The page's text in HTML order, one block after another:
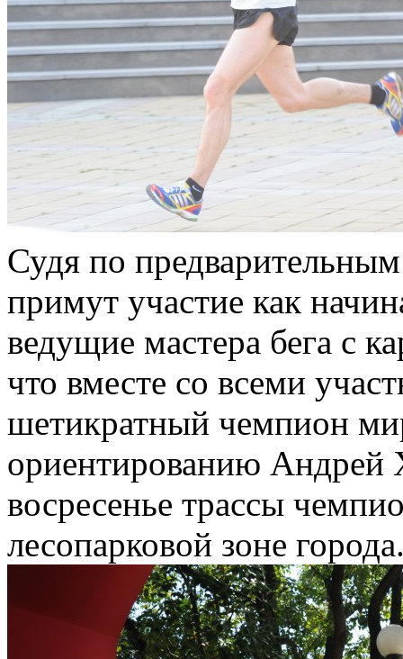
Судя по
примут участие как
ведущие мастера бега с
что вместе со всеми
шетикратный чемпион
ориентированию Андрей
восресенье трассы
лесопарковой зоне